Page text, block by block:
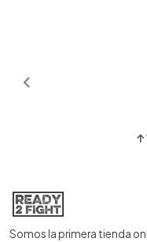
Somos la primera tienda